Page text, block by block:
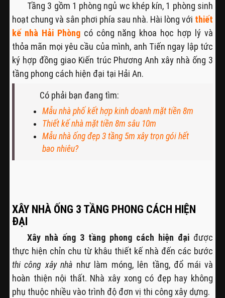
Tầng 3 gồm 1 phòng ngủ wc khép kín, 1 phòng sinh
hoạt chung và sân phơi phía sau nhà. Hài lòng với thiết
kế nhà Hải Phòngcó công năng khoa học hợp lý và
thỏa mãn mọi yêu cầu của mình, anh Tiến ngay lập tức
ký hợp đồng giao Kiến trúc Phương Anh xây nhà ống 3
tầng phong cách hiện đại tại Hải An.
Có phải bạn đang tìm:
Mẫu nhà phố kết hợp kinh doanh mặt tiền 8m
Thiết kế nhà mặt tiền 8m sâu 10m
Mẫu nhà ống đẹp 3 tầng 5m xây trọn gói hết
bao nhiêu?
XÂY NHÀ ỐNG 3 TẦNG PHONG CÁCH HIỆN
ĐẠI
Xây nhà ống 3 tầng phong cách hiện đại được
thực hiện chỉn chu từ khâu thiết kế nhà đến các bước
thi công xây nhà như làm móng, lên tầng, đổ mái và
hoàn thiện nội thất. Nhà xây xong có đẹp hay không
phụ thuộc nhiều vào trình độ đơn vị thi công xây dựng.